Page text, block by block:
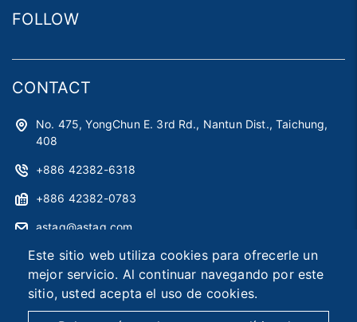
Este sitio web utiliza cookies para ofrecerle un
mejor servicio. Al continuar navegando por este
sitio, usted acepta el uso de cookies.
FOLLOW
CONTACT
No. 475, YongChun E. 3rd Rd., Nantun Dist., Taichung,
408
+886 42382-6318
+886 42382-0783
astag@astag.com
roger@astag.com